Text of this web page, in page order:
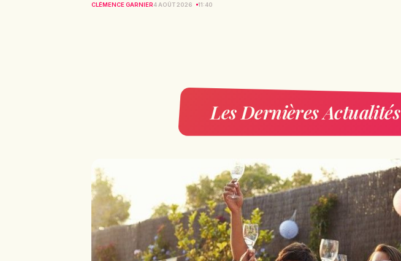
CLÉMENCE GARNIER4 AOÛT 2026 11:40
Les Dernières Actualités